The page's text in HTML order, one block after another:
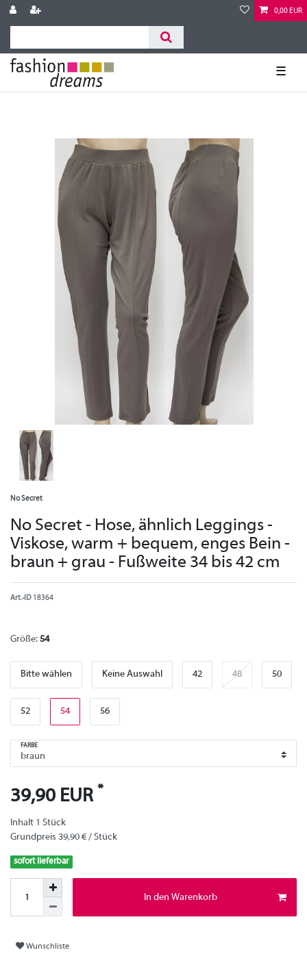
0,00 EUR
☰
No Secret
No Secret - Hose, ähnlich Leggings -
Viskose, warm + bequem, enges Bein -
braun + grau - Fußweite 34 bis 42 cm
Art.-ID 18364
Größe: 54
Bitte wählen Keine Auswahl 42 48 50
52 54 56
FARBE
39,90 EUR *
Inhalt 1 Stück
Grundpreis 39,90 € / Stück
sofort lieferbar
In den Warenkorb
Wunschliste